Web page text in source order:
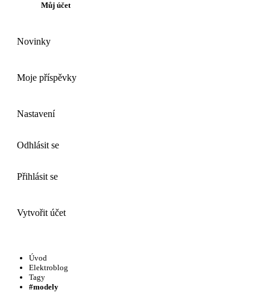
Můj účet
Novinky
Moje příspěvky
Nastavení
Odhlásit se
Přihlásit se
Vytvořit účet
Úvod
Elektroblog
Tagy
#modely